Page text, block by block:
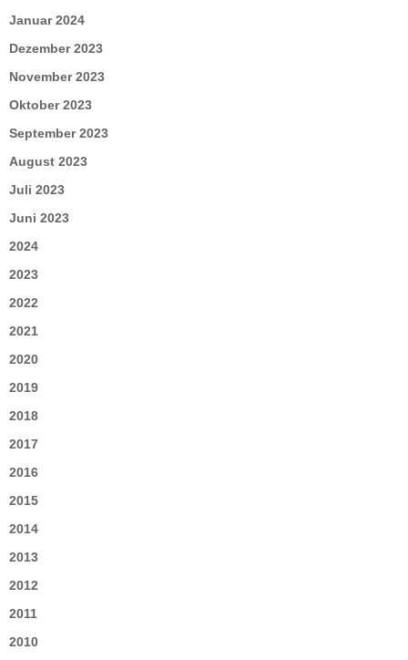
Januar 2024
Dezember 2023
November 2023
Oktober 2023
September 2023
August 2023
Juli 2023
Juni 2023
2024
2023
2022
2021
2020
2019
2018
2017
2016
2015
2014
2013
2012
2011
2010